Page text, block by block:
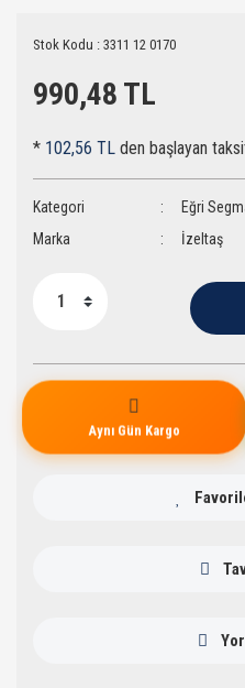
Stok Kodu : 3311 12 0170
990,48 TL
* 102,56 TL den başlayan
Kategori
Eğri
Marka
İzeltaş
Aynı Gün Kargo